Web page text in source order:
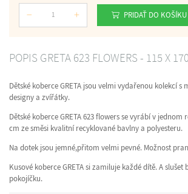
Počet PRIDAŤ DO KOŠÍKU
POPIS GRETA 623 FLOWERS - 115 X
Dětské koberce GRETA jsou velmi vydařenou kolekcí
designy a zvířátky.
Dětské koberce GRETA 623 flowers se vyrábí v jednom
cm ze směsi kvalitní recyklované bavlny a polyesteru.
Na dotek jsou jemné,přitom velmi pevné. Možnost
Kusové koberce GRETA si zamiluje každé dítě. A
pokojíčku.